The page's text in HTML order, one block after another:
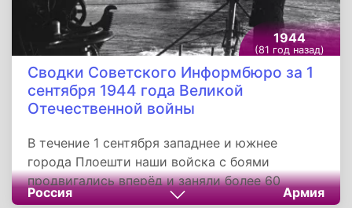
1944
(81 год назад)
Сводки Советского Информбюро за 1
сентября 1944 года Великой
Отечественной войны
В течение 1 сентября западнее и южнее
города Плоешти наши войска с боями
продвигались вперёд и заняли более 60
населённых пунктов, в числе которых крупные
Россия Армия